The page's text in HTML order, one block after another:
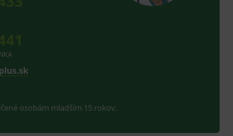
osobám mladším 15 rokov.